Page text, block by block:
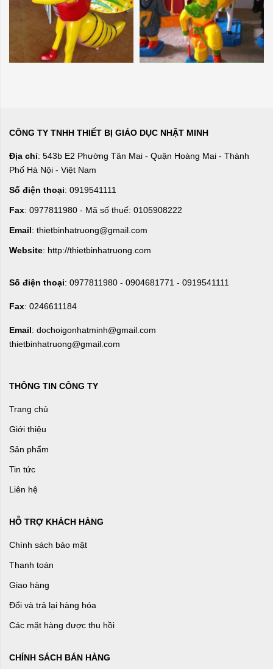
CÔNG TY TNHH THIẾT BỊ GIÁO DỤC NHẬT MINH
Địa chỉ: 543b E2 Phường Tân Mai - Quận Hoàng Mai - Thành
Phố Hà Nội - Việt Nam
Số điện thoại: 0919541111
Fax: 0977811980 - Mã số thuế: 0105908222
Email: thietbinhatruong@gmail.com
Website: http://thietbinhatruong.com
Số điện thoại: 0977811980 - 0904681771 - 0919541111
Fax: 0246611184
Email: dochoigonhatminh@gmail.com
thietbinhatruong@gmail.com
THÔNG TIN CÔNG TY
Trang chủ
Giới thiệu
Sản phẩm
Tin tức
Liên hệ
HỖ TRỢ KHÁCH HÀNG
Chính sách bảo mật
Thanh toán
Giao hàng
Đổi và trả lại hàng hóa
Các mặt hàng được thu hồi
CHÍNH SÁCH BÁN HÀNG